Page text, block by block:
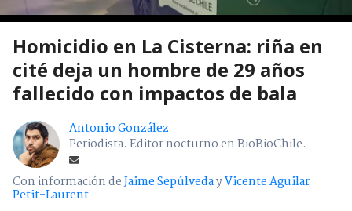
Homicidio en La Cisterna: riña en
cité deja un hombre de 29 años
fallecido con impactos de bala
Antonio González
Periodista. Editor nocturno en BioBioChile.
Con información deJaime SepúlvedayVicente Aguilar
Petit-Laurent